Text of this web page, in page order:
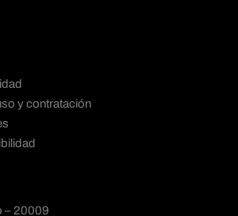
y contratación
– 20009